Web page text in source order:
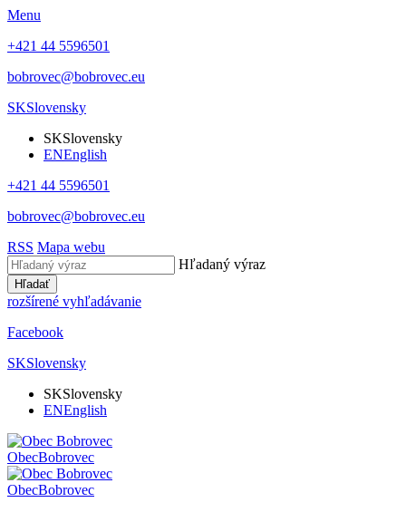
Menu
+421 44 5596501
bobrovec@bobrovec.eu
SKSlovensky
SKSlovensky
ENEnglish
+421 44 5596501
bobrovec@bobrovec.eu
RSS Mapa webu
Hľadaný výraz
Hľadať
rozšírené vyhľadávanie
Facebook
SKSlovensky
SKSlovensky
ENEnglish
ObecBobrovec
ObecBobrovec